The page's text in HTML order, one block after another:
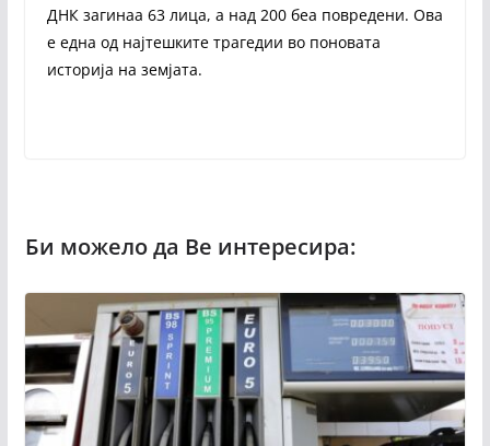
ДНК загинаа 63 лица, а над 200 беа повредени. Ова
е една од најтешките трагедии во поновата
историја на земјата.